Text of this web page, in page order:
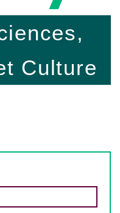
Culture